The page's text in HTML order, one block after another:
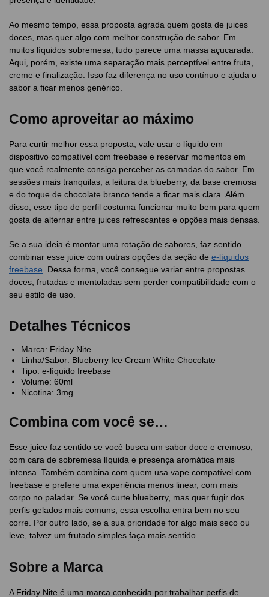
Ao mesmo tempo, essa proposta agrada quem gosta de juices
doces, mas quer algo com melhor construção de sabor. Em
muitos líquidos sobremesa, tudo parece uma massa açucarada.
Aqui, porém, existe uma separação mais perceptível entre fruta,
creme e finalização. Isso faz diferença no uso contínuo e ajuda o
sabor a ficar menos genérico.
Como aproveitar ao máximo
Para curtir melhor essa proposta, vale usar o líquido em
dispositivo compatível com freebase e reservar momentos em
que você realmente consiga perceber as camadas do sabor. Em
sessões mais tranquilas, a leitura da blueberry, da base cremosa
e do toque de chocolate branco tende a ficar mais clara. Além
disso, esse tipo de perfil costuma funcionar muito bem para quem
gosta de alternar entre juices refrescantes e opções mais densas.
Se a sua ideia é montar uma rotação de sabores, faz sentido
combinar esse juice com outras opções da seção de e-líquidos
freebase . Dessa forma, você consegue variar entre propostas
doces, frutadas e mentoladas sem perder compatibilidade com o
seu estilo de uso.
Detalhes Técnicos
Marca: Friday Nite
Linha/Sabor: Blueberry Ice Cream White Chocolate
Tipo: e-líquido freebase
Volume: 60ml
Nicotina: 3mg
Combina com você se…
Esse juice faz sentido se você busca um sabor doce e cremoso,
com cara de sobremesa líquida e presença aromática mais
intensa. Também combina com quem usa vape compatível com
freebase e prefere uma experiência menos linear, com mais
corpo no paladar. Se você curte blueberry, mas quer fugir dos
perfis gelados mais comuns, essa escolha entra bem no seu
corre. Por outro lado, se a sua prioridade for algo mais seco ou
leve, talvez um frutado simples faça mais sentido.
Sobre a Marca
A Friday Nite é uma marca conhecida por trabalhar perfis de